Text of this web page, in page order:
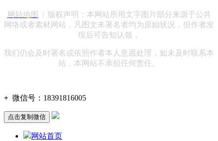
网站地图
| 版权声明：本网站所用文字图片部分来源于公共
网络或者素材网站，凡图文未署名者均为原始状况，但作者发
现后可告知认领，
我们仍会及时署名或依照作者本人意愿处理，如未及时联系本
站，本网站不承担任何责任。
+ 微信号： 18391816005
点击复制微信
网站首页